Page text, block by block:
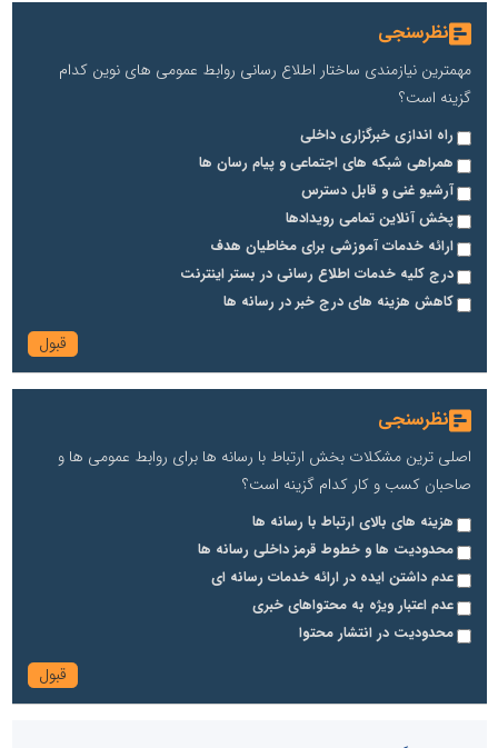
نظرسنجی
مهمترین نیازمندی ساختار اطلاع رسانی روابط عمومی های نوین کدام
گزینه است؟
راه اندازی خبرگزاری داخلی
همراهی شبکه های اجتماعی و پیام رسان ها
آرشیو غنی و قابل دسترس
پخش آنلاین تمامی رویدادها
ارائه خدمات آموزشی برای مخاطیان هدف
درج کلیه خدمات اطلاع رسانی در بستر اینترنت
کاهش هزینه های درج خبر در رسانه ها
نظرسنجی
اصلی ترین مشکلات بخش ارتباط با رسانه ها برای روابط عمومی ها و
صاحبان کسب و کار کدام گزینه است؟
هزینه های بالای ارتباط با رسانه ها
محدودیت ها و خطوط قرمز داخلی رسانه ها
عدم داشتن ایده در ارائه خدمات رسانه ای
عدم اعتبار ویژه به محتواهای خبری
محدودیت در انتشار محتوا